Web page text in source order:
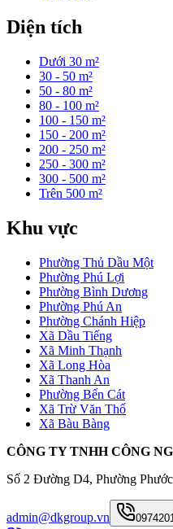
Diện tích
Dưới 30 m²
30 - 50 m²
50 - 80 m²
80 - 100 m²
100 - 150 m²
150 - 200 m²
200 - 250 m²
250 - 300 m²
300 - 500 m²
Trên 500 m²
Khu vực
Phường Thủ Dầu Một
Phường Phú Lợi
Phường Bình Dương
Phường Phú An
Phường Chánh Hiệp
Xã Dầu Tiếng
Xã Minh Thạnh
Xã Long Hòa
Xã Thanh An
Phường Bến Cát
Xã Trừ Văn Thố
Xã Bàu Bàng
CÔNG TY TNHH CÔNG
Số 2 Đường D4, Phường
admin@dkgroup.vn